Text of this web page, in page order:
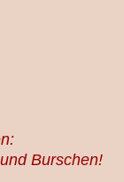
Burschen!